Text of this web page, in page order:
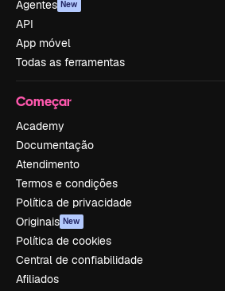
Agentes New
API
App móvel
Todas as ferramentas
Começar
Academy
Documentação
Atendimento
Termos e condições
Política de privacidade
Originais New
Política de cookies
Central de confiabilidade
Afiliados